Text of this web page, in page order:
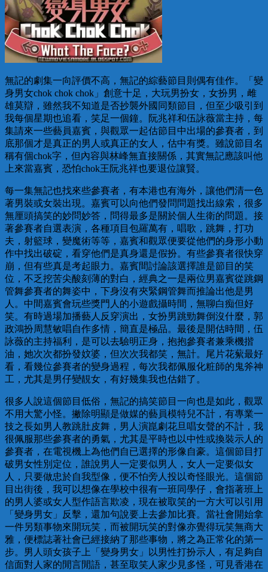
無記的劇集一向評價不高，無記的綜藝節目則偶有佳作。「變
身男女chok chok chok」創意十足，大玩男扮女，女扮男，雌
雄莫辯，雖然我不知道是否抄襲外國同類節目，但至少吸引到
我每個星期也追看，笑足一個鐘。阮兆祥和伍詠薇當主持，每
集請來一些藝員嘉賓，與觀眾一起估節目中出場的參賽者，到
底那個才是真正的男人或真正的女人，估中有獎。雖說節目名
稱有個chok字，但內容與林峰無直接關係，其實無記應該叫他
上來當嘉賓，恐怕chok王阮兆祥也要退位讓賢。
每一集無記也找來些參賽者，有本港也有海外，讓他們清一色
著男裝或女裝出現。嘉賓可以向他們發問問題找出線索，很多
無厘頭搞笑的妙問妙答，問得最多是關於個人生衛的問題。接
著參賽者自選表演，各種項目包羅萬有，唱歌，跳舞，打功
夫，射籃球，變魔術等等，嘉賓和觀眾便要從他們的身形小動
作中找出破碇，看穿他們是真身還是假扮。有些參賽者很快穿
崩，但有些真是考起眼力。嘉賓間討論該選擇誰是節目的笑
位，不乏挖苦尖酸刻薄的對白，經典之一是兩位男嘉賓從跳鋼
管舞參賽者的舞姿中，下身沒有夾緊鋼管舞而推論出他是男
人。中間嘉賓會玩些獎門人的小遊戲攝時間，無聊白痴但好
笑。有時過場加播藝人反穿演出，女扮男跳勁舞倒沒什麼，郭
政鴻扮周慧敏唱自作多情，簡直是極品。最後是開估時間，伍
詠薇的主持福利，是可以去驗明正身，抱抱參賽者兼乘機揩
油，她次次都扮發妏婆，但次次我都笑，無計。尾片花蕠最好
看，看幾位參賽者的變身過程，每次我都佩服化粧師的鬼斧神
工，尤其是男仔變靚女，有好幾集我也估錯了。
很多人說這個節目低俗，無記的搞笑節目一向也是如此，觀眾
不用大驚小怪。撇除明顯是做媒的藝員模特兒不計，有專業一
技之長如男人教跳肚皮舞，男人演崑劇花旦唱女聲的不計，我
很佩服那些參賽者的勇氣，尤其是平時也以中性或換裝示人的
參賽者，在電視機上為他們自已選擇的形像自豪。這個節目打
破男女性別定位，誰說男人一定要似男人，女人一定要似女
人，只要做忠於自我型像，便不怕旁人投以奇怪眼光。這個節
目出街後，我可以想像在學校中很有一班同學仔，會指著班上
的男人婆或女人型作語言欺凌，現在被取笑的一方大可以引用
「變身男女」反擊，還加句說要上去參加比賽。當社會開始拿
一件另類事物來開玩笑，而被開玩笑的對像亦覺得玩笑無商大
雅，便標誌著社會已經接納了那些事物，將之為正常化的第一
步。男人頭女孩子上「變身男女」以男性打扮示人，有足夠自
信面對人家的閒言閒語，甚至取笑人家少見多怪，可見香港在